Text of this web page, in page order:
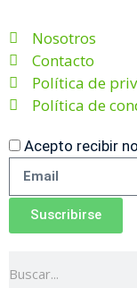
Nosotros
Contacto
Política de
Política de
Acepto recibir
Suscribirse